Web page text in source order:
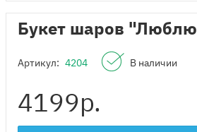
Букет шаров
Артикул: 4204 В наличии
4199р.